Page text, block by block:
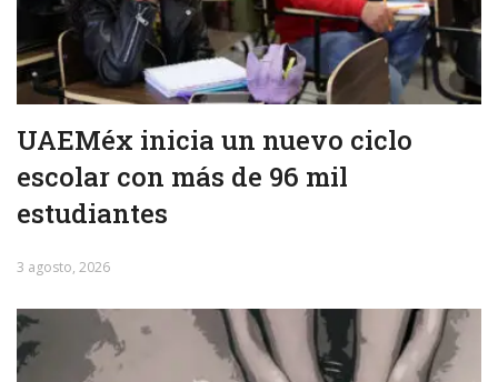
UAEMéx inicia un nuevo ciclo
escolar con más de 96 mil
estudiantes
3 agosto, 2026